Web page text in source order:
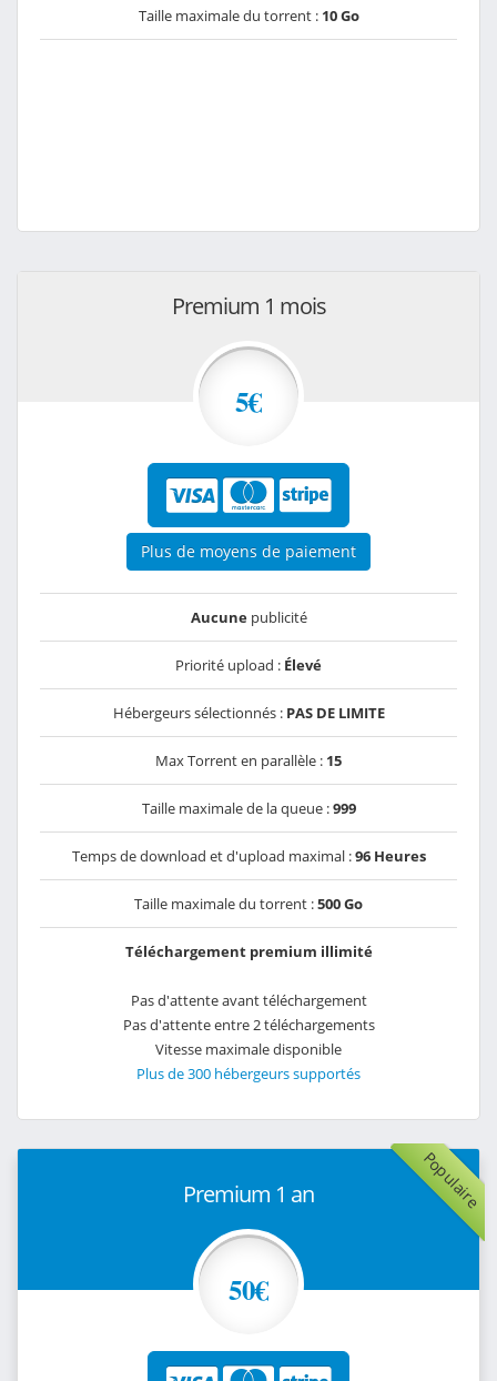
Taille maximale du torrent : 10 Go
Premium 1 mois
5€
Plus de moyens de paiement
Aucunepublicité
Priorité upload : Élevé
Hébergeurs sélectionnés : PAS DE LIMITE
Max Torrent en parallèle : 15
Taille maximale de la queue :999
Temps de download et d'upload maximal :96 Heures
Taille maximale du torrent :500 Go
Téléchargement premium illimité
Pas d'attente avant téléchargement
Pas d'attente entre 2 téléchargements
Vitesse maximale disponible
Plus de 300 hébergeurs supportés
Populaire
Premium 1 an
50€